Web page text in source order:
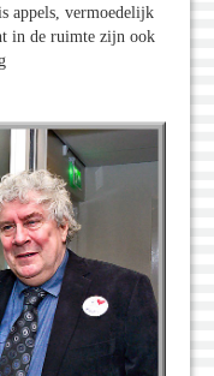
appels, vermoedelijk
in de ruimte zijn ook